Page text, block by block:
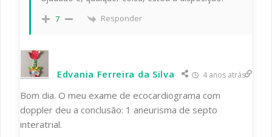
7 Responder
Edvania Ferreira da Silva 4 anos atrás
Bom dia. O meu exame de ecocardiograma com
doppler deu a conclusão: 1 aneurisma de septo
interatrial.